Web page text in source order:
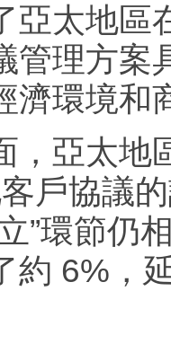
亞太地區
管理方案
濟環境和
，亞太地
戶協議
”環節仍
約 6%，